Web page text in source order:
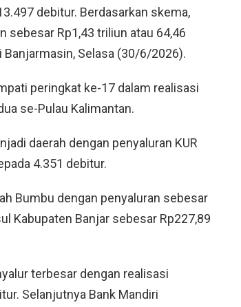
debitur. Berdasarkan skema,
sebesar Rp1,43 triliun atau 64,46
Banjarmasin, Selasa (30/6/2026).
peringkat ke-17 dalam realisasi
se-Pulau Kalimantan.
daerah dengan penyaluran KUR
4.351 debitur.
Bumbu dengan penyaluran sebesar
Kabupaten Banjar sebesar Rp227,89
terbesar dengan realisasi
Selanjutnya Bank Mandiri